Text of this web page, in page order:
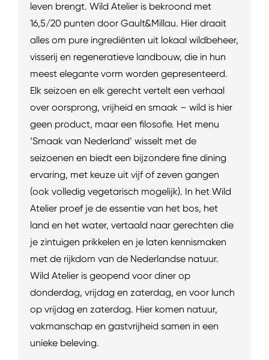
leven brengt. Wild Atelier is bekroond met
16,5/20 punten door Gault&Millau. Hier draait
alles om pure ingrediënten uit lokaal wildbeheer,
visserij en regeneratieve landbouw, die in hun
meest elegante vorm worden gepresenteerd.
Elk seizoen en elk gerecht vertelt een verhaal
over oorsprong, vrijheid en smaak – wild is hier
geen product, maar een filosofie. Het menu
‘Smaak van Nederland’ wisselt met de
seizoenen en biedt een bijzondere fine dining
ervaring, met keuze uit vijf of zeven gangen
(ook volledig vegetarisch mogelijk). In het Wild
Atelier proef je de essentie van het bos, het
land en het water, vertaald naar gerechten die
je zintuigen prikkelen en je laten kennismaken
met de rijkdom van de Nederlandse natuur.
Wild Atelier is geopend voor diner op
donderdag, vrijdag en zaterdag, en voor lunch
op vrijdag en zaterdag. Hier komen natuur,
vakmanschap en gastvrijheid samen in een
unieke beleving.